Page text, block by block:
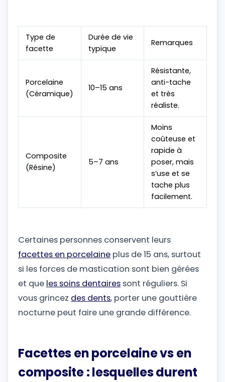
Type de
facette
Durée de vie
typique
Remarques
Porcelaine
(Céramique)
10–15 ans
Résistante,
anti-tache
et très
réaliste.
Composite
(Résine)
5–7 ans
Moins
coûteuse et
rapide à
poser, mais
s’use et se
tache plus
facilement.
Certaines personnes conservent leurs
facettes en porcelaine plus de 15 ans, surtout
si les forces de mastication sont bien gérées
et que les soins dentaires sont réguliers. Si
vous grincez des dents, porter une gouttière
nocturne peut faire une grande différence.
Facettes en porcelaine vs en
composite : lesquelles durent